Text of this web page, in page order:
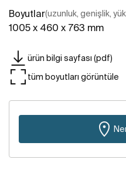
Boyutlar(uzunluk, genişlik,
1005 x 460 x 763 mm
ürün bilgi sayfası (pdf)
tüm boyutları görüntüle